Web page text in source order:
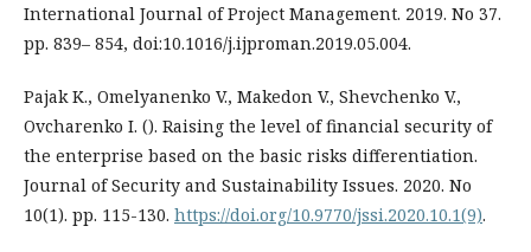
International Journal of Project Management. 2019. No 37.
pp. 839– 854, doi:10.1016/j.ijproman.2019.05.004.
Pajak K., Omelyanenko V., Makedon V., Shevchenko V.,
Ovcharenko I. (). Raising the level of financial security of
the enterprise based on the basic risks differentiation.
Journal of Security and Sustainability Issues. 2020. No
10(1). pp. 115-130. https://doi.org/10.9770/jssi.2020.10.1(9).